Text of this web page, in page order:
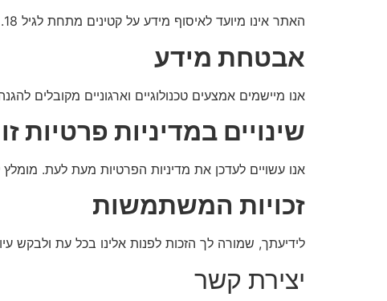
האתר אינו מיועד לאיסוף מידע על קטינים מתחת לגיל 18. אם נודע לנו שנאסף מידע מקטינה ללא הסכמת הורה או אפוטרופוס, נעשה מאמץ למחוק מידע זה.
אבטחת מידע
אנו מיישמים אמצעים טכנולוגיים וארגוניים
שינויים במדיניות פרטיות זו
אנו עשויים לעדכן את מדיניות הפרטיות מעת לעת.
זכויות המשתמשות
לידיעתך, שמורה לך הזכות לפנות אלינו בכל עת ולבקש
יצירת קשר